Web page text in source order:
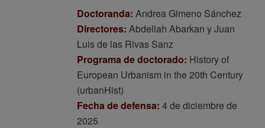
Doctoranda: Andrea Gimeno Sánchez
Directores: Abdellah Abarkan y Juan
Luis de las Rivas Sanz
Programa de doctorado: History of
European Urbanism in the 20th Century
(urbanHist)
Fecha de defensa: 4 de diciembre de
2025